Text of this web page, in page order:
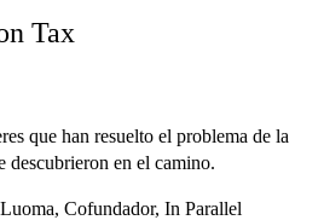
Tax
que han resuelto el problema de la
en el camino.
, Cofundador, In Parallel